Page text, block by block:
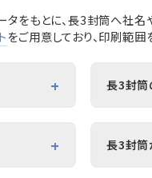
洋2タテ封筒
タをもとに、長3封筒へ社
をご用意しており、印刷範
長3封筒
封入サ
長3封筒